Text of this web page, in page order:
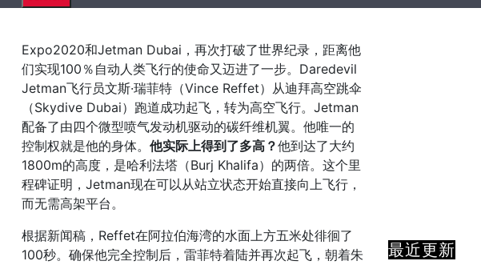
Expo2020和Jetman Dubai，再次打破了世界纪录，距离他
们实现100％自动人类飞行的使命又迈进了一步。Daredevil
Jetman飞行员文斯·瑞菲特（Vince Reffet）从迪拜高空跳伞
（Skydive Dubai）跑道成功起飞，转为高空飞行。Jetman
配备了由四个微型喷气发动机驱动的碳纤维机翼。他唯一的
控制权就是他的身体。 他实际上得到了多高？他到达了大约
1800m的高度，是哈利法塔（Burj Khalifa）的两倍。这个里
程碑证明，Jetman现在可以从站立状态开始直接向上飞行，
而无需高架平台。
根据新闻稿，Reffet在阿拉伯海湾的水面上方五米处徘徊了
100秒。确保他完全控制后，雷菲特着陆并再次起飞，朝着朱
最近更新